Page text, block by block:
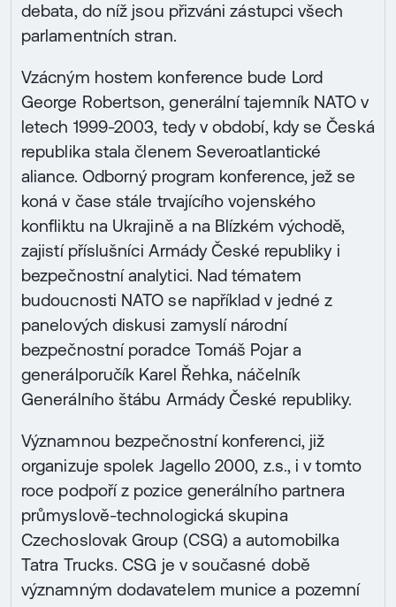
debata, do níž jsou přizváni zástupci všech
parlamentních stran.
Vzácným hostem konference bude Lord
George Robertson, generální tajemník NATO v
letech 1999-2003, tedy v období, kdy se Česká
republika stala členem Severoatlantické
aliance. Odborný program konference, jež se
koná v čase stále trvajícího vojenského
konfliktu na Ukrajině a na Blízkém východě,
zajistí příslušníci Armády České republiky i
bezpečnostní analytici. Nad tématem
budoucnosti NATO se například v jedné z
panelových diskusi zamyslí národní
bezpečnostní poradce Tomáš Pojar a
generálporučík Karel Řehka, náčelník
Generálního štábu Armády České republiky.
Významnou bezpečnostní konferenci, již
organizuje spolek Jagello 2000, z.s., i v tomto
roce podpoří z pozice generálního partnera
průmyslově-technologická skupina
Czechoslovak Group (CSG) a automobilka
Tatra Trucks. CSG je v současné době
významným dodavatelem munice a pozemní